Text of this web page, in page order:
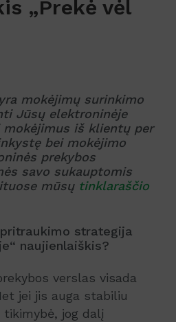
„Prekė vėl
mokėjimų surinkimo
Jūsų elektroninėje
iš klientų per
bei mokėjimo
prekybos
savo sukauptomis
mūsų tinklaraščio
strategija
naujienlaiškis?
verslas visada
jei jis auga stabiliu
jog dalį